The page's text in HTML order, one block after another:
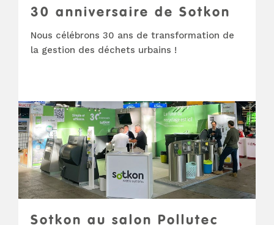
30 anniversaire de Sotkon
Nous célébrons 30 ans de transformation de
la gestion des déchets urbains !
Sotkon au salon Pollutec